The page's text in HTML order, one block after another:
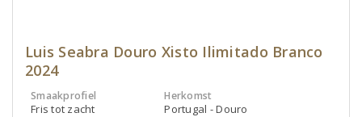
Luis Seabra Douro Xisto Ilimitado Branco
2024
Smaakprofiel
Fris tot zacht
Herkomst
Portugal - Douro